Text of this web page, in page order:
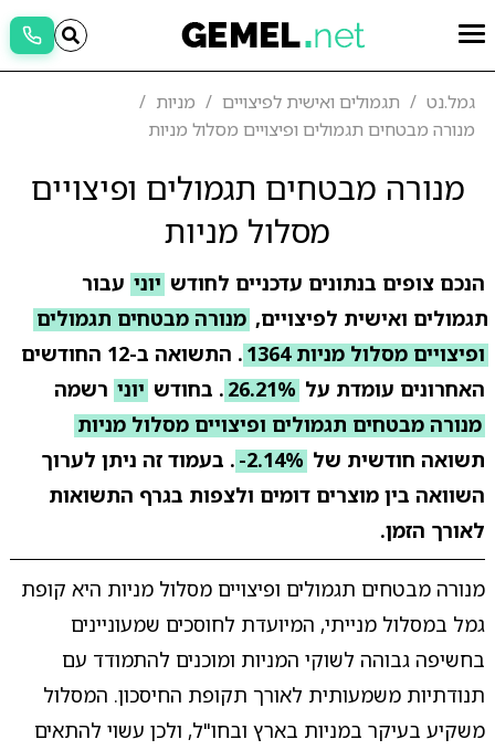
גמל.נט תגמולים ואישית לפיצויים
מניות
מנורה מבטחים תגמולים ופיצויים מסלול מניות
מנורה מבטחים תגמולים ופיצויים
מסלול מניות
הנכם צופים בנתונים עדכניים לחודש יוני עבור
תגמולים ואישית לפיצויים, מנורה מבטחים תגמולים
ופיצויים מסלול מניות 1364
. התשואה ב-12 החודשים
האחרונים עומדת על 26.21% . בחודש יוני רשמה
מנורה מבטחים תגמולים ופיצויים מסלול מניות
תשואה חודשית של -2.14% . בעמוד זה ניתן לערוך
השוואה בין מוצרים דומים ולצפות בגרף התשואות
לאורך הזמן.
מנורה מבטחים תגמולים ופיצויים מסלול מניות היא קופת
גמל במסלול מנייתי, המיועדת לחוסכים שמעוניינים
בחשיפה גבוהה לשוקי המניות ומוכנים להתמודד עם
תנודתיות משמעותית לאורך תקופת החיסכון. המסלול
משקיע בעיקר במניות בארץ ובחו"ל, ולכן עשוי להתאים